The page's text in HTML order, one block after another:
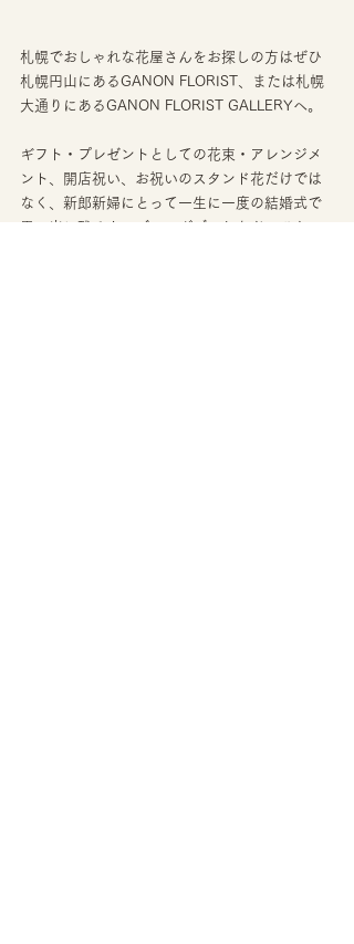
札幌でおしゃれな花屋さんをお探しの方はぜひ
札幌円山にあるGANON FLORIST、または札幌
大通りにあるGANON FLORIST GALLERYへ。
ギフト・プレゼントとしての花束・アレンジメ
ント、開店祝い、お祝いのスタンド花だけでは
なく、新郎新婦にとって一生に一度の結婚式で